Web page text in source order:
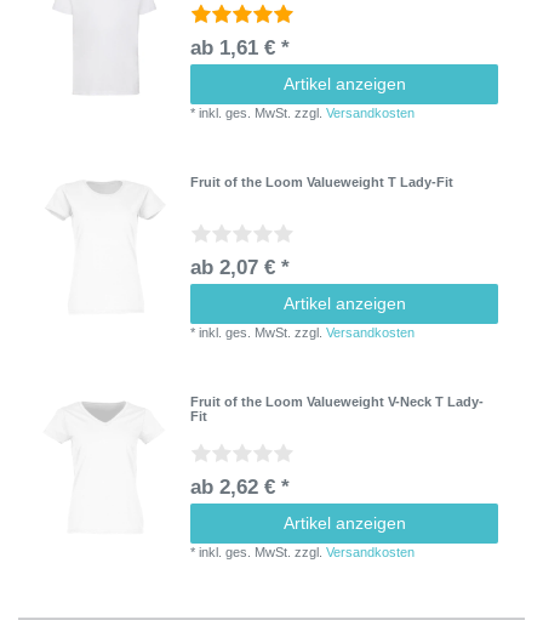
ab 1,61 € *
Artikel anzeigen
*inkl. ges. MwSt. zzgl.Versandkosten
Fruit of the Loom Valueweight T Lady-Fit
ab 2,07 € *
Artikel anzeigen
*inkl. ges. MwSt. zzgl.Versandkosten
Fruit of the Loom Valueweight V-Neck T Lady-
Fit
ab 2,62 € *
Artikel anzeigen
*inkl. ges. MwSt. zzgl.Versandkosten